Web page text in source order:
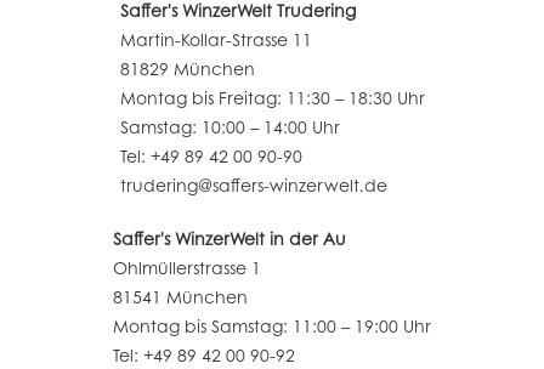
Saffer's WinzerWelt Trudering
Martin-Kollar-Strasse 11
81829 München
Montag bis Freitag: 11:30 – 18:30 Uhr
Samstag: 10:00 – 14:00 Uhr
Tel: +49 89 42 00 90-90
trudering@saffers-winzerwelt.de
Saffer's WinzerWelt in der Au
Ohlmüllerstrasse 1
81541 München
Montag bis Samstag: 11:00 – 19:00 Uhr
Tel: +49 89 42 00 90-92